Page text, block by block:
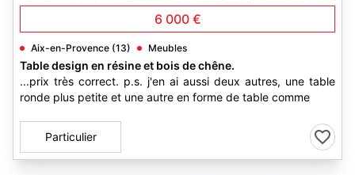
6 000 €
Aix-en-Provence (13) Meubles
Table design en résine et bois de chêne.
...prix très correct. p.s. j'en ai aussi deux autres, une table
ronde plus petite et une autre en forme de table comme
Particulier